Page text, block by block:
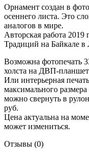
Орнамент создан в
осеннего листа. Это
аналогов в мире.
Авторская работа
Традиций на Байкале в
Возможна фотопечать
холста на ДВП-
Или интерьерная
максимального
можно свернуть в
руб.
Цена актуальна на
может измениться.
Отзывы (0)